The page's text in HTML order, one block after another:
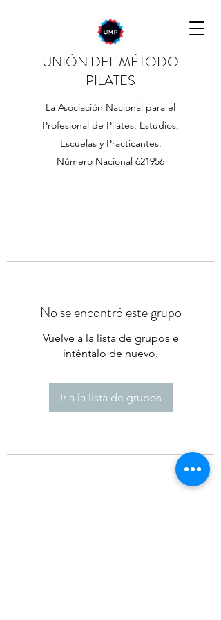
UNIÓN DEL MÉTODO
PILATES
La Asociación Nacional para el
Profesional de Pilates, Estudios,
Escuelas y Practicantes.
Número Nacional 621956
No se encontró este grupo
Vuelve a la lista de grupos e
inténtalo de nuevo.
Ir a la lista de grupos